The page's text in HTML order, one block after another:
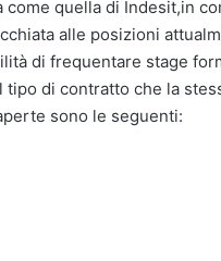
quella di Indesit,in
alle posizioni
di frequentare stage
di contratto che la
sono le seguenti: